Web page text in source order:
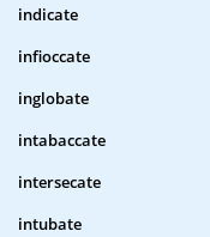
indicate
infioccate
inglobate
intabaccate
intersecate
intubate